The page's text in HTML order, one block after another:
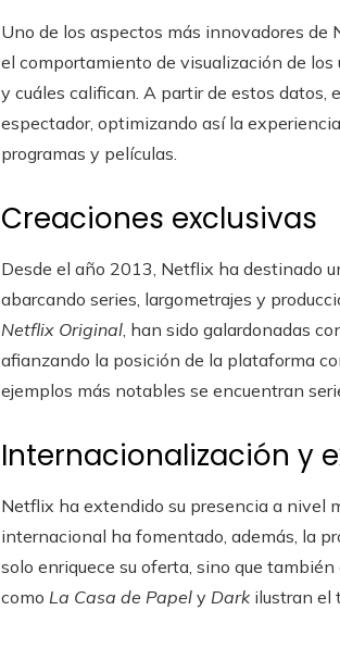
Uno de los aspectos más innovadores de
el comportamiento de visualización de
y cuáles califican. A partir de estos datos,
espectador, optimizando así la
programas y películas.
Creaciones exclusivas
Desde el año 2013, Netflix ha destinado
abarcando series, largometrajes y
Netflix Original, han sido galardonadas
afianzando la posición de la plataforma
ejemplos más notables se encuentran
Internacionalización y
Netflix ha extendido su presencia a nivel
internacional ha fomentado, además, la
solo enriquece su oferta, sino que
como La Casa de Papel y Darkilustran el